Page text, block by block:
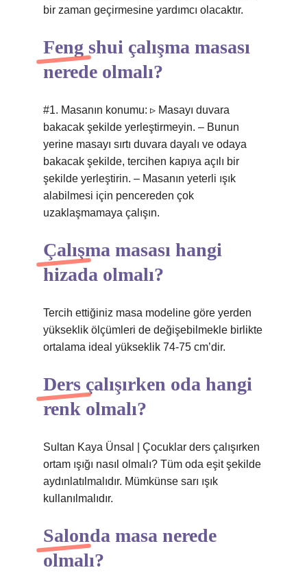
bir zaman geçirmesine yardımcı olacaktır.
Feng shui çalışma masası
nerede olmalı?
#1. Masanın konumu: ▹ Masayı duvara
bakacak şekilde yerleştirmeyin. – Bunun
yerine masayı sırtı duvara dayalı ve odaya
bakacak şekilde, tercihen kapıya açılı bir
şekilde yerleştirin. – Masanın yeterli ışık
alabilmesi için pencereden çok
uzaklaşmamaya çalışın.
Çalışma masası hangi
hizada olmalı?
Tercih ettiğiniz masa modeline göre yerden
yükseklik ölçümleri de değişebilmekle birlikte
ortalama ideal yükseklik 74-75 cm’dir.
Ders çalışırken oda hangi
renk olmalı?
Sultan Kaya Ünsal | Çocuklar ders çalışırken
ortam ışığı nasıl olmalı? Tüm oda eşit şekilde
aydınlatılmalıdır. Mümkünse sarı ışık
kullanılmalıdır.
Salonda masa nerede
olmalı?